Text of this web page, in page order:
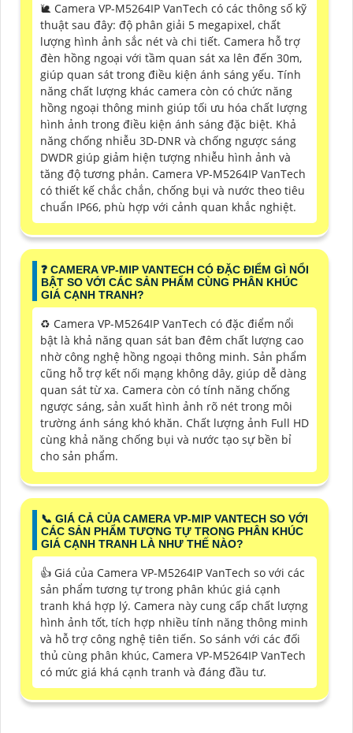
🐌 Camera VP-M5264IP VanTech có các thông số kỹ
thuật sau đây: độ phân giải 5 megapixel, chất
lượng hình ảnh sắc nét và chi tiết. Camera hỗ trợ
đèn hồng ngoại với tầm quan sát xa lên đến 30m,
giúp quan sát trong điều kiện ánh sáng yếu. Tính
năng chất lượng khác camera còn có chức năng
hồng ngoại thông minh giúp tối ưu hóa chất lượng
hình ảnh trong điều kiện ánh sáng đặc biệt. Khả
năng chống nhiễu 3D-DNR và chống ngược sáng
DWDR giúp giảm hiện tượng nhiễu hình ảnh và
tăng độ tương phản. Camera VP-M5264IP VanTech
có thiết kế chắc chắn, chống bụi và nước theo tiêu
chuẩn IP66, phù hợp với cảnh quan khắc nghiệt.
️❓ CAMERA VP-MIP VANTECH CÓ ĐẶC ĐIỂM GÌ NỔI
BẬT SO VỚI CÁC SẢN PHẨM CÙNG PHÂN KHÚC
GIÁ CẠNH TRANH?
♻️ Camera VP-M5264IP VanTech có đặc điểm nổi
bật là khả năng quan sát ban đêm chất lượng cao
nhờ công nghệ hồng ngoại thông minh. Sản phẩm
cũng hỗ trợ kết nối mạng không dây, giúp dễ dàng
quan sát từ xa. Camera còn có tính năng chống
ngược sáng, sản xuất hình ảnh rõ nét trong môi
trường ánh sáng khó khăn. Chất lượng ảnh Full HD
cùng khả năng chống bụi và nước tạo sự bền bỉ
cho sản phẩm.
📞 GIÁ CẢ CỦA CAMERA VP-MIP VANTECH SO VỚI
CÁC SẢN PHẨM TƯƠNG TỰ TRONG PHÂN KHÚC
GIÁ CẠNH TRANH LÀ NHƯ THẾ NÀO?
👍 Giá của Camera VP-M5264IP VanTech so với các
sản phẩm tương tự trong phân khúc giá cạnh
tranh khá hợp lý. Camera này cung cấp chất lượng
hình ảnh tốt, tích hợp nhiều tính năng thông minh
và hỗ trợ công nghệ tiên tiến. So sánh với các đối
thủ cùng phân khúc, Camera VP-M5264IP VanTech
có mức giá khá cạnh tranh và đáng đầu tư.